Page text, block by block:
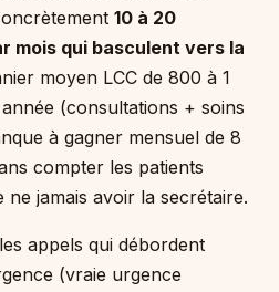
10 à 20
mois qui basculent vers la
moyen LCC de 800 à 1
(consultations + soins
à gagner mensuel de 8
compter les patients
ne jamais avoir la secrétaire.
appels qui débordent
(vraie urgence